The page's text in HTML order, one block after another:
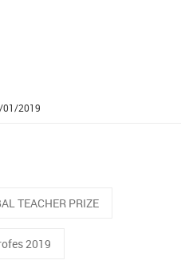
01/2019
TEACHER PRIZE
2019